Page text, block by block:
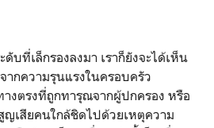
กรองลงมา เราก็ยังจะได้เห็น
ากความรุนแรงในครอบครัว
างตรงที่ถูกทารุณจากผู้ปกครอง หรือ
ญเสียคนใกล้ชิดไปด้วยเหตุความ